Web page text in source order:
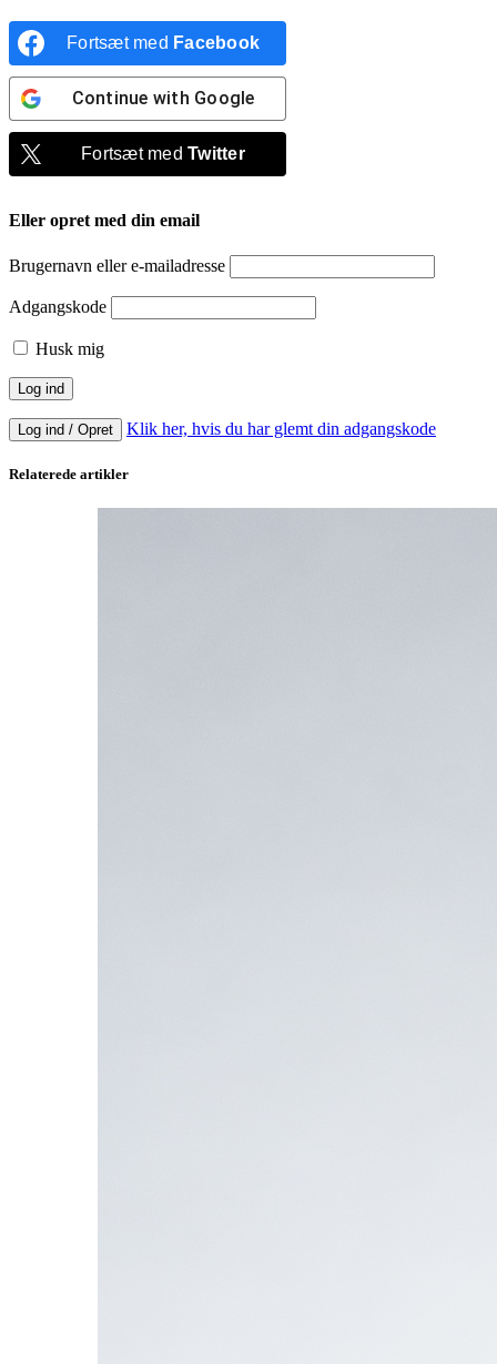
Fortsæt med Facebook
Continue with Google
Fortsæt medTwitter
Eller opret med din email
Brugernavn eller e-mailadresse
Adgangskode
Husk mig
Log ind / Opret Klik her, hvis du har glemt din adgangskode
Relaterede artikler